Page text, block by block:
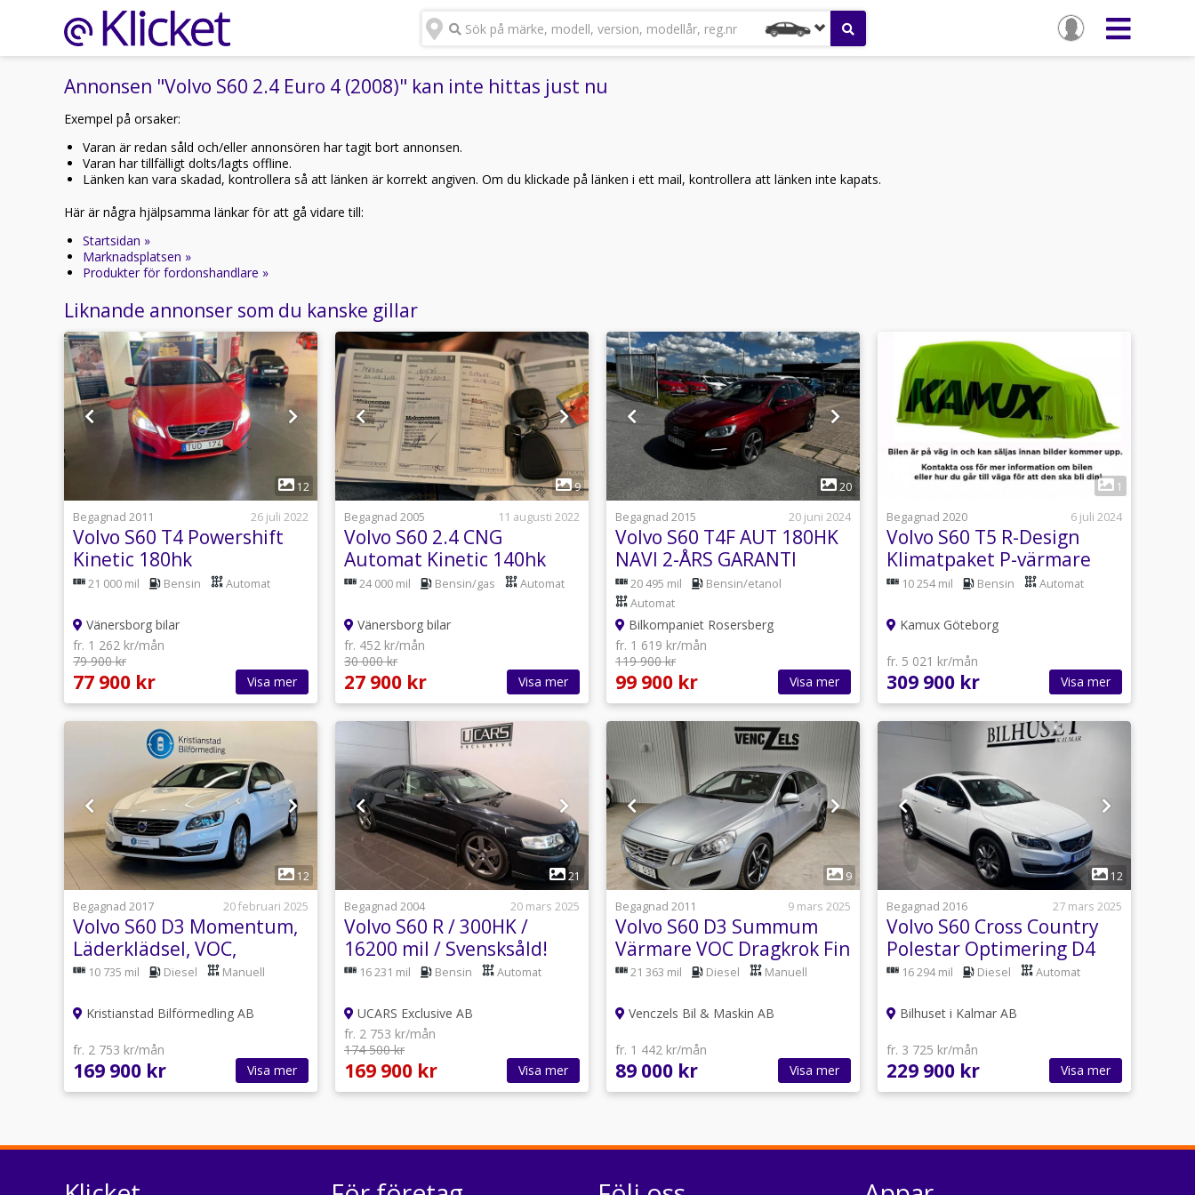
Sök på märke, modell, version, modellår, reg.nr
Annonsen "Volvo S60 2.4 Euro 4 (2008)" kan inte hittas just nu
Exempel på orsaker:
Varan är redan såld och/eller annonsören har tagit bort annonsen.
Varan har tillfälligt dolts/lagts offline.
Länken kan vara skadad, kontrollera så att länken är korrekt angiven. Om du klickade på länken i ett mail, kontrollera att länken inte kapats.
Här är några hjälpsamma länkar för att gå vidare till:
Startsidan »
Marknadsplatsen »
Produkter för fordonshandlare »
Liknande annonser som du kanske gillar
12
Begagnad 2011
26 juli 2022
Volvo S60 T4 Powershift
Kinetic 180hk
21 000 mil Bensin Automat
Vänersborg bilar
fr. 1 262 kr/mån
79 900 kr
77 900 kr Visa mer
1
9
Begagnad 2005
11 augusti 2022
Volvo S60 2.4 CNG
Automat Kinetic 140hk
24 000 mil Bensin/gas Automat
Vänersborg bilar
fr. 452 kr/mån
30 000 kr
27 900 kr Visa mer
1
20
Begagnad 2015
20 juni 2024
Volvo S60 T4F AUT 180HK
NAVI 2-ÅRS GARANTI
20 495 mil
Bensin/etanol
Automat
Bilkompaniet Rosersberg
fr. 1 619 kr/mån
119 900 kr
99 900 kr Visa mer
1
Begagnad 2020
6 juli 2024
Volvo S60 T5 R-Design
Klimatpaket P-värmare
250hk
10 254 mil Bensin Automat
Kamux Göteborg
fr. 5 021 kr/mån
309 900 kr Visa mer
12
Begagnad 2017
20 februari 2025
Volvo S60 D3 Momentum,
Läderklädsel, VOC,
Vinterhjul
10 735 mil Diesel Manuell
Kristianstad Bilförmedling AB
fr. 2 753 kr/mån
169 900 kr Visa mer
1
21
Begagnad 2004
20 mars 2025
Volvo S60 R / 300HK /
16200 mil / Svensksåld!
16 231 mil Bensin Automat
UCARS Exclusive AB
fr. 2 753 kr/mån
174 500 kr
169 900 kr Visa mer
1
9
Begagnad 2011
9 mars 2025
Volvo S60 D3 Summum
Värmare VOC Dragkrok Fin
21 363 mil Diesel Manuell
Venczels Bil & Maskin AB
fr. 1 442 kr/mån
89 000 kr Visa mer
1
12
Begagnad 2016
27 mars 2025
Volvo S60 Cross Country
Polestar Optimering D4
AWD Geartronic Summum
16 294 mil Diesel Automat
Bilhuset i Kalmar AB
fr. 3 725 kr/mån
229 900 kr Visa mer